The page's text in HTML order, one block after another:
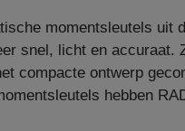
momentsleutels uit
snel, licht en accuraat.
compacte ontwerp
hebben